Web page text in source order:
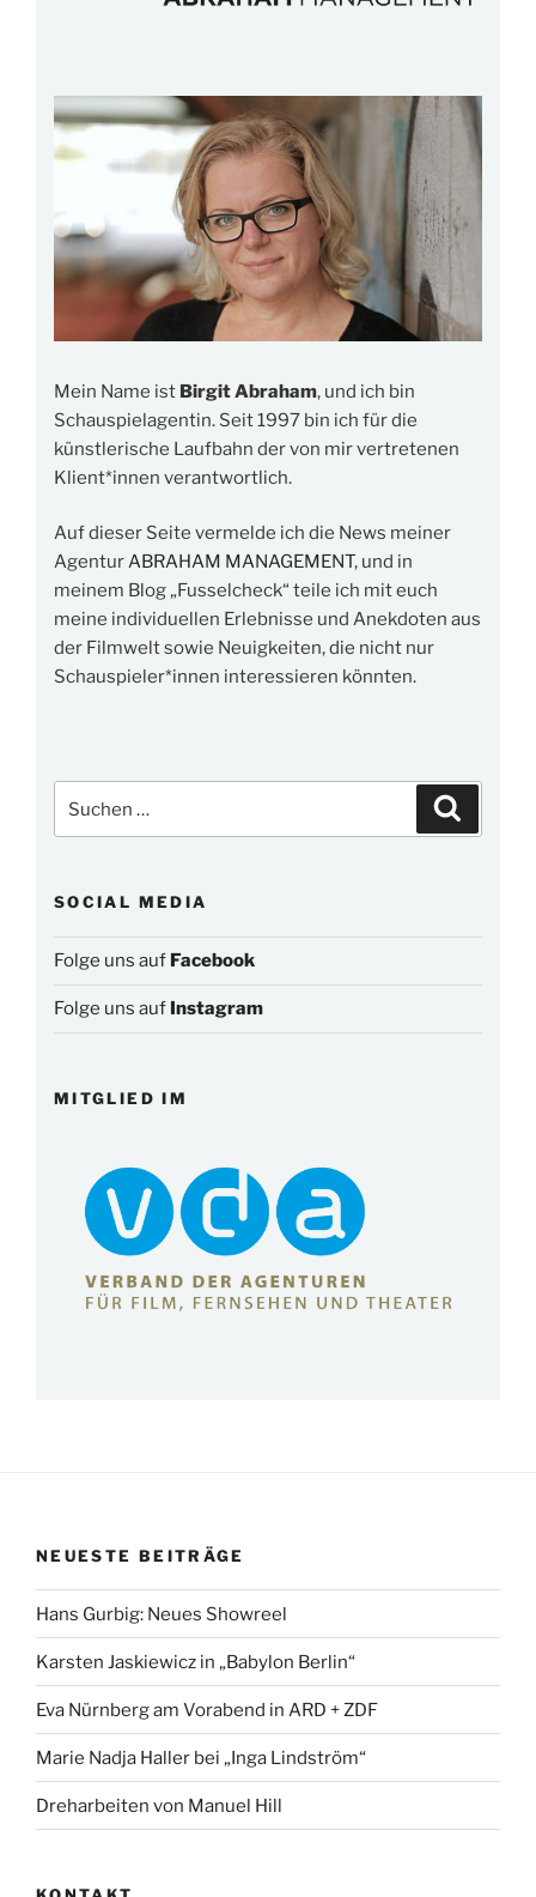
Mein Name ist Birgit Abraham, und ich bin
Schauspielagentin. Seit 1997 bin ich für die
künstlerische Laufbahn der von mir vertretenen
Klient*innen verantwortlich.
Auf dieser Seite vermelde ich die News meiner
AgenturABRAHAM MANAGEMENT, und in
meinem Blog „Fusselcheck“ teile ich mit euch
meine individuellen Erlebnisse und Anekdoten aus
der Filmwelt sowie Neuigkeiten, die nicht nur
Schauspieler*innen interessieren könnten.
nach:
SOCIAL MEDIA
Folge uns auf Facebook
Folge uns auf Instagram
MITGLIED IM
NEUESTE BEITRÄGE
Hans Gurbig: Neues Showreel
Karsten Jaskiewicz in „Babylon Berlin“
Eva Nürnberg am Vorabend in ARD + ZDF
Marie Nadja Haller bei „Inga Lindström“
Dreharbeiten von Manuel Hill